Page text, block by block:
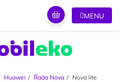
Huawei Řada Nova Nova lite